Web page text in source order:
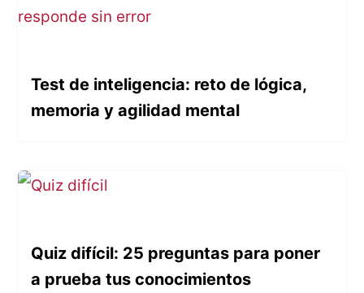
Test de inteligencia: reto de lógica,
memoria y agilidad mental
Quiz difícil: 25 preguntas para poner
a prueba tus conocimientos